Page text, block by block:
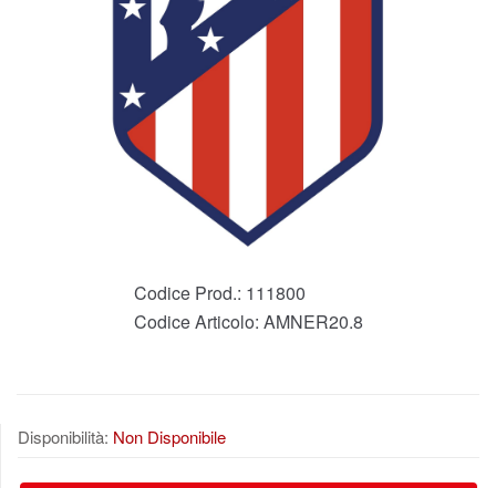
Codice Prod.: 111800
Codice Articolo: AMNER20.8
Disponibilità: Non Disponibile